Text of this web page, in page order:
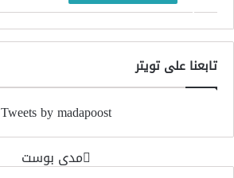
تابعنا على تويتر
Tweets by madapoost
‏مدى بوست‏